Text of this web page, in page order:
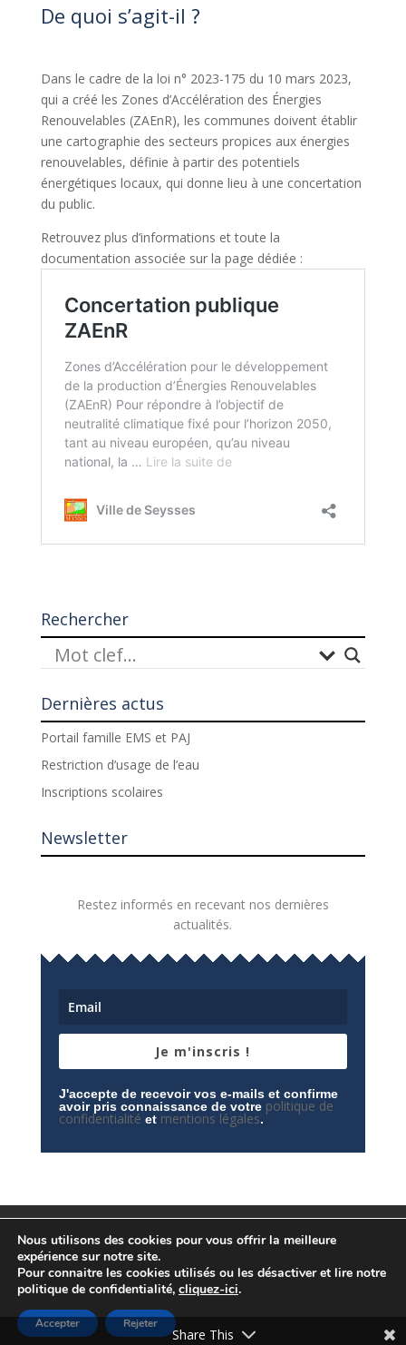
De quoi s’agit-il ?
Dans le cadre de la loi n° 2023-175 du 10 mars 2023,
qui a créé les Zones d’Accélération des Énergies
Renouvelables (ZAEnR), les communes doivent établir
une cartographie des secteurs propices aux énergies
renouvelables, définie à partir des potentiels
énergétiques locaux, qui donne lieu à une concertation
du public.
Retrouvez plus d’informations et toute la
documentation associée sur la page dédiée :
Rechercher
Dernières actus
Portail famille EMS et PAJ
Restriction d’usage de l’eau
Inscriptions scolaires
Newsletter
Restez informés en recevant nos dernières
actualités.
Je m'inscris !
J'accepte de recevoir vos e-mails et confirme
avoir pris connaissance de votre politique de
confidentialité et mentions légales.
Espace privé
Politique de confidentialité
© Conception Agence CosiWeb
Nous utilisons des cookies pour vous offrir la meilleure
expérience sur notre site.
Pour connaitre les cookies utilisés ou les désactiver et lire notre
politique de confidentialité, cliquez-ici.
Accepter Rejeter
Share This